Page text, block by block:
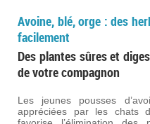
Avoine, blé, orge : des
facilement
Des plantes sûres et
de votre compagnon
Les jeunes pousses
appréciées par les chats